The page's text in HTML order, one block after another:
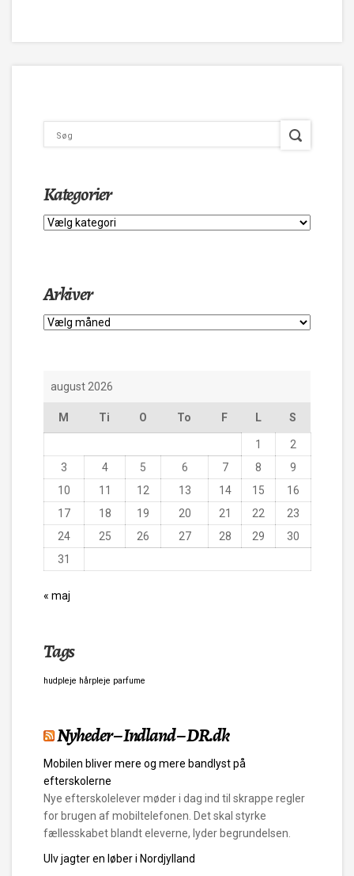
Kategorier
Kategorier
Arkiver
Arkiver
august 2026
M Ti O To F L S
1
2
3
4 5 6 7 8
9
10
11 12 13 14 15
16
17
18 19 20 21 22
23
24
25 26 27 28 29
30
31
« maj
Tags
hudpleje hårpleje parfume
Nyheder – Indland – DR.dk
Mobilen bliver mere og mere bandlyst på
efterskolerne
Nye efterskolelever møder i dag ind til skrappe regler
for brugen af mobiltelefonen. Det skal styrke
fællesskabet blandt eleverne, lyder begrundelsen.
Ulv jagter en løber i Nordjylland